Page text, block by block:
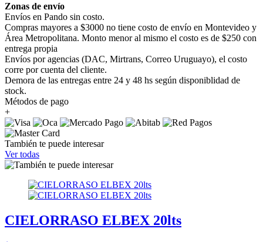
Zonas de envío
Envíos en Pando sin costo.
Compras mayores a $3000 no tiene costo de envío en Montevideo y
Área Metropolitana. Monto menor al mismo el costo es de $250 con
entrega propia
Envíos por agencias (DAC, Mirtrans, Correo Uruguayo), el costo
corre por cuenta del cliente.
Demora de las entregas entre 24 y 48 hs según disponiblidad de
stock.
Métodos de pago
+
También te puede interesar
Ver todas
CIELORRASO ELBEX 20lts